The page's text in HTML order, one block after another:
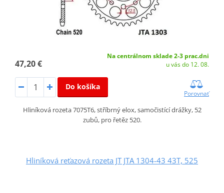
47,20 €
Na centrálnom sklade 2-3 prac.dni
u vás do 12. 08.
Do košíka
Porovnať
Hliníková rozeta 7075T6, stříbrný elox, samočistící drážky, 52
zubů, pro řetěz 520.
Hliníková reťazová rozeta JT JTA 1304-43 43T, 525